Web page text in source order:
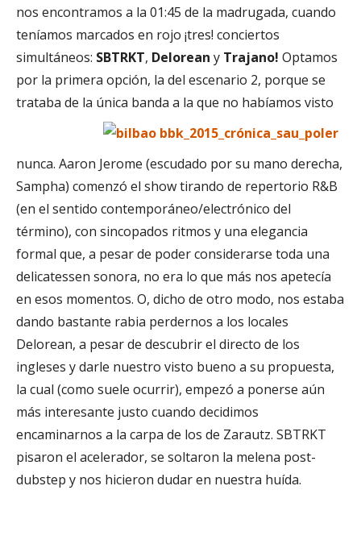
nos encontramos a la 01:45 de la madrugada, cuando
teníamos marcados en rojo ¡tres! conciertos
simultáneos: SBTRKT, Delorean y Trajano! Optamos
por la primera opción, la del escenario 2, porque se
trataba de la única banda a la que no habíamos visto
nunca. Aaron Jerome (escudado por su mano derecha,
Sampha) comenzó el show tirando de repertorio R&B
(en el sentido contemporáneo/electrónico del
término), con sincopados ritmos y una elegancia
formal que, a pesar de poder considerarse toda una
delicatessen sonora, no era lo que más nos apetecía
en esos momentos. O, dicho de otro modo, nos estaba
dando bastante rabia perdernos a los locales
Delorean, a pesar de descubrir el directo de los
ingleses y darle nuestro visto bueno a su propuesta,
la cual (como suele ocurrir), empezó a ponerse aún
más interesante justo cuando decidimos
encaminarnos a la carpa de los de Zarautz. SBTRKT
pisaron el acelerador, se soltaron la melena post-
dubstep y nos hicieron dudar en nuestra huída.